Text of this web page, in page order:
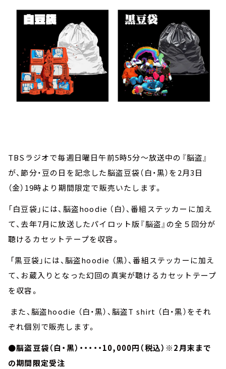
TBSラジオで毎週日曜日午前5時5分～放送中の『脳盗』
が、節分・豆の日を記念した脳盗豆袋（白・黒）を2月3日
（金）19時より期間限定で販売いたします。
「白豆袋」には、脳盗hoodie （白）、番組ステッカーに加え
て、去年7月に放送したパイロット版『脳盗』の全５回分が
聴けるカセットテープを収容。
「黒豆袋」には、脳盗hoodie （黒）、番組ステッカーに加え
て、お蔵入りとなった幻回の真実が聴けるカセットテープ
を収容。
また、脳盗hoodie （白・黒）、脳盗T shirt （白・黒）をそれ
ぞれ個別で販売します。
●脳盗豆袋（白・黒）・・・・・10,000円（税込）※2月末まで
の期間限定受注